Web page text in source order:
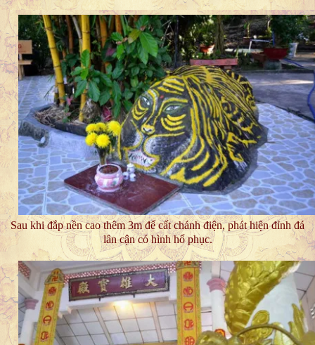
Sau khi đắp nền cao thêm 3m để cất chánh điện, phát hiện đỉnh đá
lân cận có hình hổ phục.